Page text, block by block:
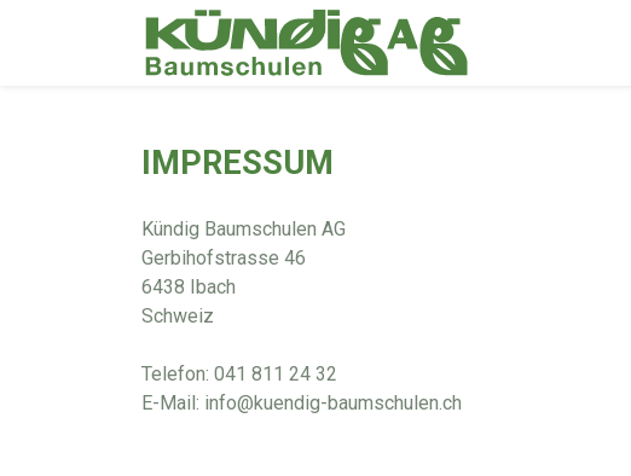
IMPRESSUM
Kündig Baumschulen AG
Gerbihofstrasse 46
6438 Ibach
Schweiz
Telefon: 041 811 24 32
E-Mail: info@kuendig-baumschulen.ch